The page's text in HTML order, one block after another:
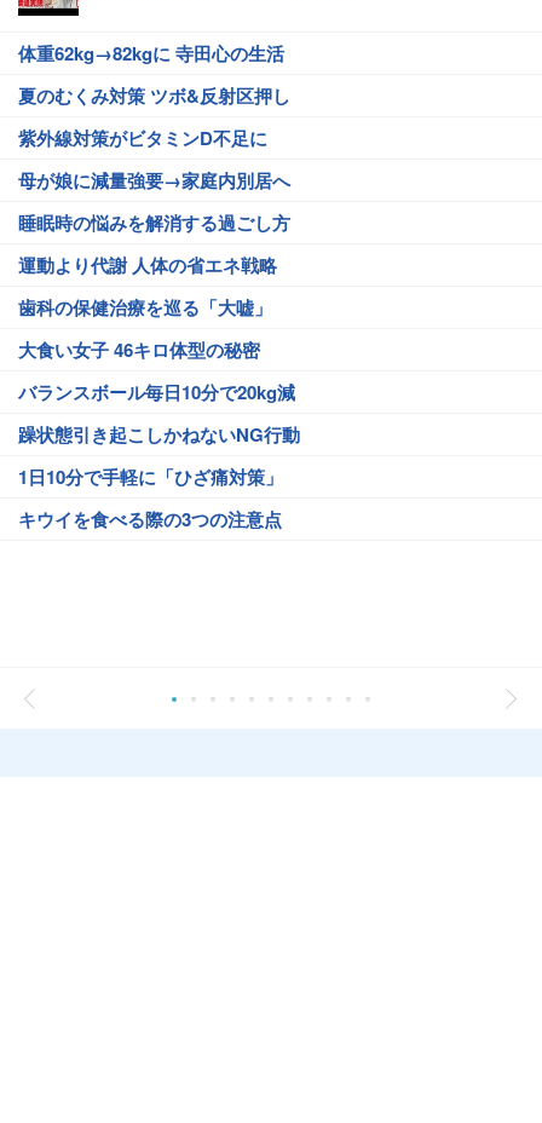
体重62kg→82kgに 寺田心の生活
夏のむくみ対策 ツボ&反射区押し
紫外線対策がビタミンD不足に
母が娘に減量強要→家庭内別居へ
睡眠時の悩みを解消する過ごし方
運動より代謝 人体の省エネ戦略
歯科の保健治療を巡る「大嘘」
大食い女子 46キロ体型の秘密
バランスボール毎日10分で20kg減
躁状態引き起こしかねないNG行動
1日10分で手軽に「ひざ痛対策」
キウイを食べる際の3つの注意点